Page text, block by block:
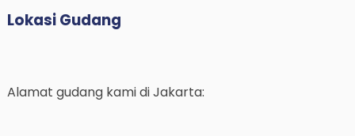
Lokasi Gudang
Alamat gudang kami di Jakarta: